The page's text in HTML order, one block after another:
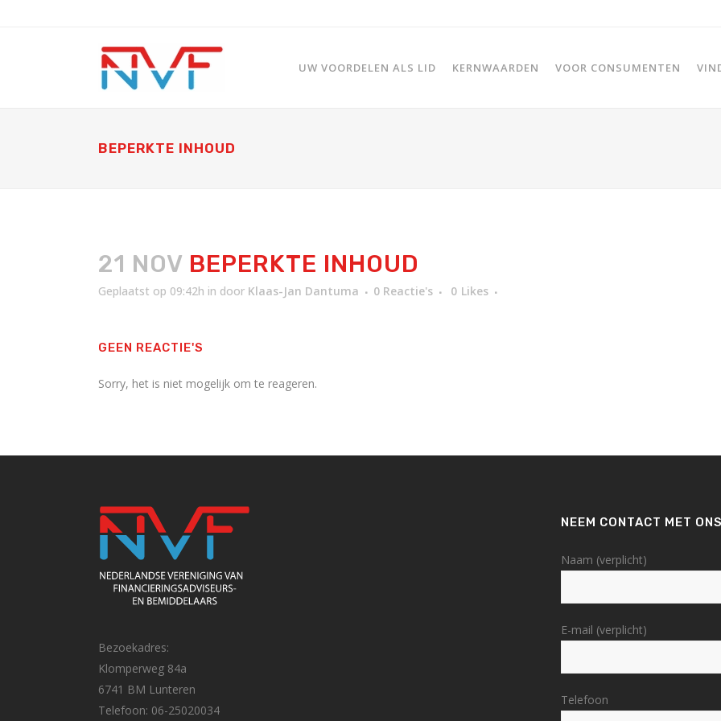
UW VOORDELEN ALS LID KERNWAARDEN VOOR CONSUMENTEN
BEPERKTE INHOUD
21 NOV BEPERKTE INHOUD
Geplaatst op 09:42h in door Klaas-Jan Dantuma 0 Reactie's 0 Likes
GEEN REACTIE'S
Sorry, het is niet mogelijk om te reageren.
Bezoekadres:
Klomperweg 84a
6741 BM Lunteren
Telefoon: 06-25020034
NEEM CONTACT MET
Naam (verplicht)
E-mail (verplicht)
Telefoon